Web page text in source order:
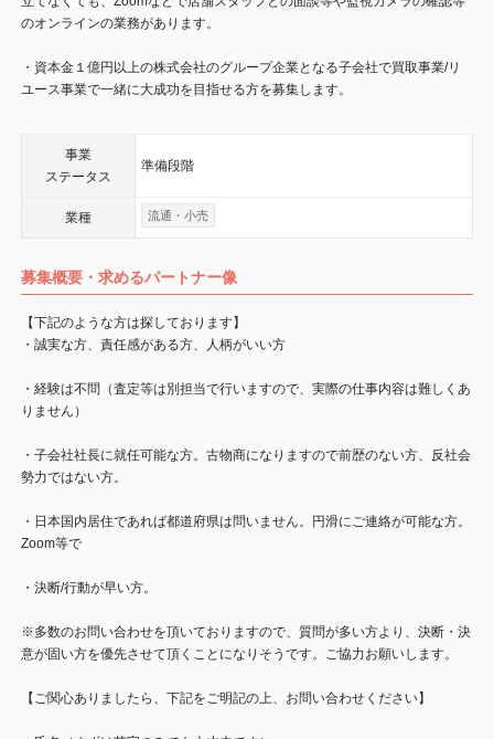
のオンラインの業務があります。
・資本金１億円以上の株式会社のグループ企業となる子会社で買取事業/リ
ユース事業で一緒に大成功を目指せる方を募集します。
事業
ステータス
準備段階
業種 流通・小売
募集概要・求めるパートナー像
【下記のような方は探しております】
・誠実な方、責任感がある方、人柄がいい方
・経験は不問（査定等は別担当で行いますので、実際の仕事内容は難しくあ
りません）
・子会社社長に就任可能な方。古物商になりますので前歴のない方、反社会
勢力ではない方。
・日本国内居住であれば都道府県は問いません。円滑にご連絡が可能な方。
Zoom等で
・決断/行動が早い方。
※多数のお問い合わせを頂いておりますので、質問が多い方より、決断・決
意が固い方を優先させて頂くことになりそうです。ご協力お願いします。
【ご関心ありましたら、下記をご明記の上、お問い合わせください】